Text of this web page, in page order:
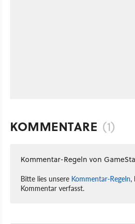
KOMMENTARE (1)
Kommentar-Regeln von
Bitte lies unsere Kommentar-Regeln,
Kommentar verfasst.